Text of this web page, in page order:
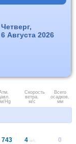
Четверг,
6 Августа 2026
Hg
Скорость
ветра.
м/с
Всего
осадков,
мм
743 4 м/с 0